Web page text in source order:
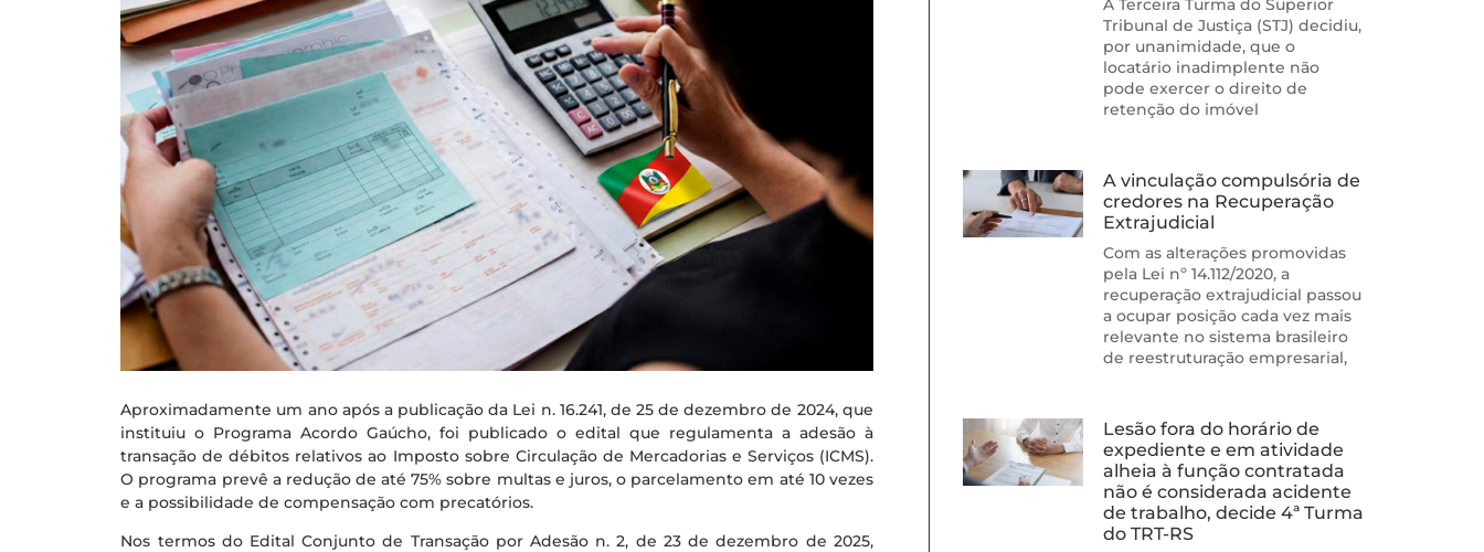
Aproximadamente um ano após a publicação da Lei n. 16.241, de 25 de dezembro de 2024, que
instituiu o Programa Acordo Gaúcho, foi publicado o edital que regulamenta a adesão à
transação de débitos relativos ao Imposto sobre Circulação de Mercadorias e Serviços (ICMS).
O programa prevê a redução de até 75% sobre multas e juros, o parcelamento em até 10 vezes
e a possibilidade de compensação com precatórios.
Nos termos do Edital Conjunto de Transação por Adesão n. 2, de 23 de dezembro de 2025,
A Terceira Turma do Superior
Tribunal de Justiça (STJ) decidiu,
por unanimidade, que o
locatário inadimplente não
pode exercer o direito de
retenção do imóvel
A vinculação compulsória de
credores na Recuperação
Extrajudicial
Com as alterações promovidas
pela Lei nº 14.112/2020, a
recuperação extrajudicial passou
a ocupar posição cada vez mais
relevante no sistema brasileiro
de reestruturação empresarial,
Lesão fora do horário de
expediente e em atividade
alheia à função contratada
não é considerada acidente
de trabalho, decide 4ª Turma
do TRT-RS